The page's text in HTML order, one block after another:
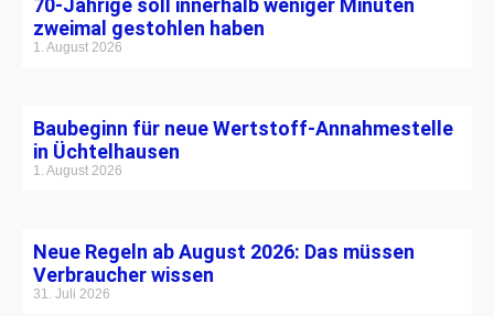
70-Jährige soll innerhalb weniger Minuten
zweimal gestohlen haben
1. August 2026
Baubeginn für neue Wertstoff-Annahmestelle
in Üchtelhausen
1. August 2026
Neue Regeln ab August 2026: Das müssen
Verbraucher wissen
31. Juli 2026